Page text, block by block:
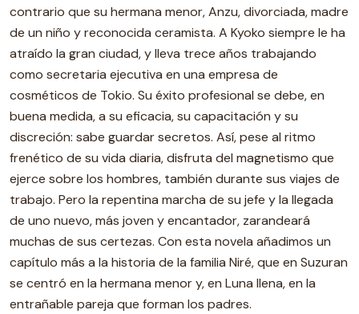
contrario que su hermana menor, Anzu, divorciada, madre
de un niño y reconocida ceramista. A Kyoko siempre le ha
atraído la gran ciudad, y lleva trece años trabajando
como secretaria ejecutiva en una empresa de
cosméticos de Tokio. Su éxito profesional se debe, en
buena medida, a su eficacia, su capacitación y su
discreción: sabe guardar secretos. Así, pese al ritmo
frenético de su vida diaria, disfruta del magnetismo que
ejerce sobre los hombres, también durante sus viajes de
trabajo. Pero la repentina marcha de su jefe y la llegada
de uno nuevo, más joven y encantador, zarandeará
muchas de sus certezas. Con esta novela añadimos un
capítulo más a la historia de la familia Niré, que en Suzuran
se centró en la hermana menor y, en Luna llena, en la
entrañable pareja que forman los padres.